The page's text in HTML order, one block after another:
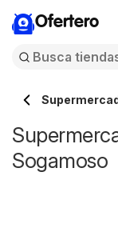
Ofertero
Sogamoso